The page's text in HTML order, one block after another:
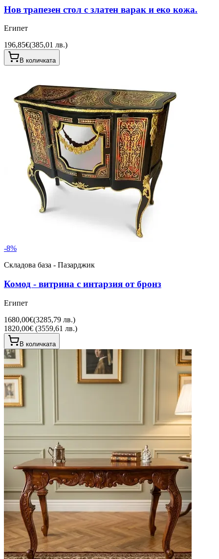
Нов трапезен стол с златен варак и еко кожа.
Египет
196,85€(385,01 лв.)
В количката
-8%
Складова база - Пазарджик
Комод - витрина с интарзия от бронз
Египет
1680,00€(3285,79 лв.)
1820,00€ (3559,61 лв.)
В количката